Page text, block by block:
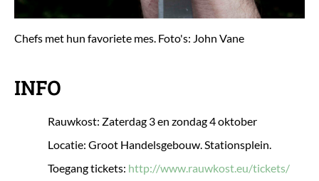
Chefs met hun favoriete mes. Foto's: John Vane
INFO
Rauwkost: Zaterdag 3 en zondag 4 oktober
Locatie: Groot Handelsgebouw. Stationsplein.
Toegang tickets: http://www.rauwkost.eu/tickets/